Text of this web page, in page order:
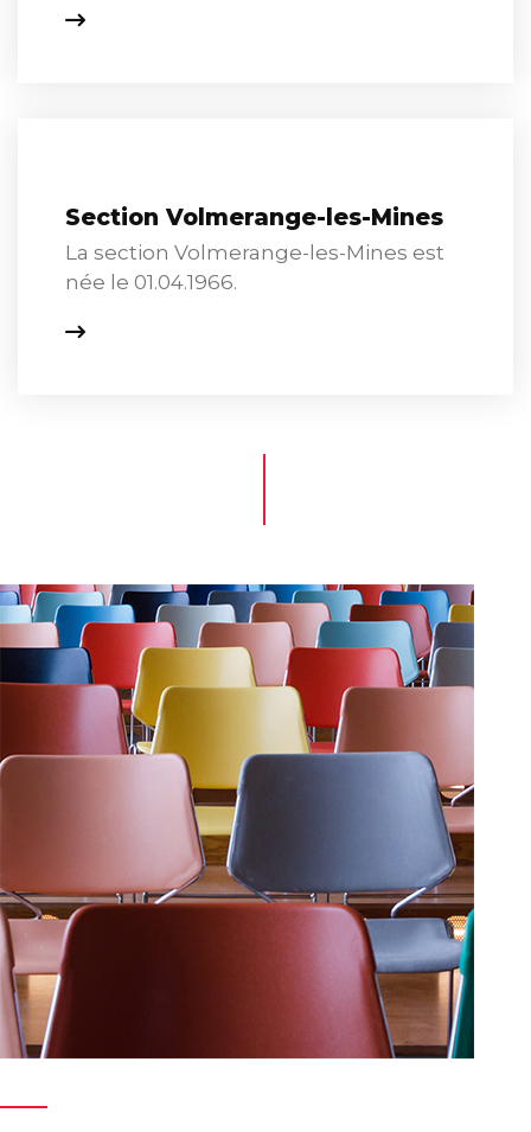
Section Volmerange-les-Mines
La section Volmerange-les-Mines est
née le 01.04.1966.